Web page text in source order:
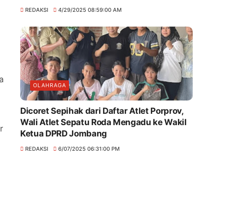
REDAKSI 4/29/2025 08:59:00 AM
OLAHRAGA
Dicoret Sepihak dari Daftar Atlet Porprov,
Wali Atlet Sepatu Roda Mengadu ke Wakil
Ketua DPRD Jombang
REDAKSI 6/07/2025 06:31:00 PM